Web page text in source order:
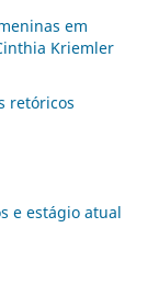
em
Kriemler
retóricos
e estágio atual